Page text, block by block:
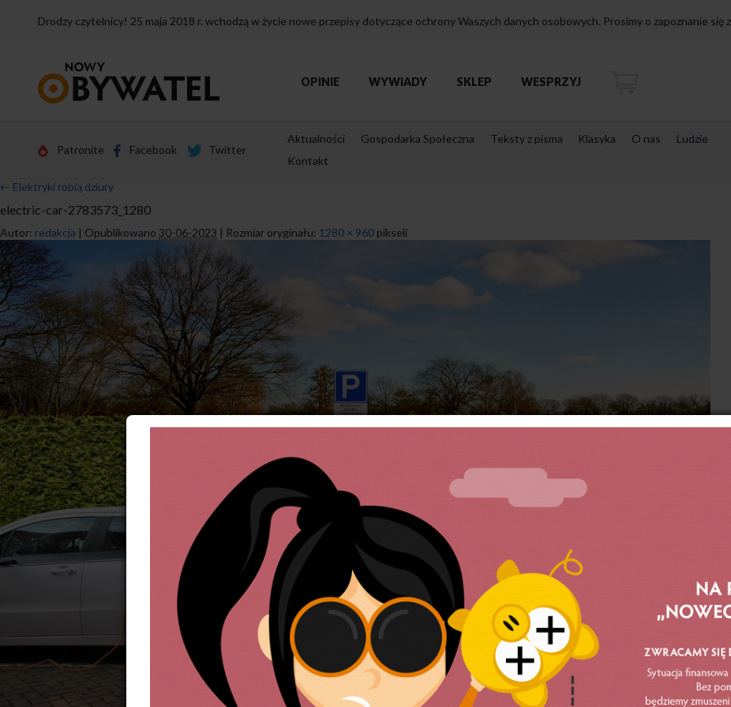
Drodzy czytelnicy! 25 maja 2018 r. wchodzą w życie nowe przepisy dotyczące ochrony Waszych danych osobowych. Prosimy o zapoznanie się
strony
OPINIE WYWIADY SKLEP WESPRZYJ
Patronite Facebook Twitter
Aktualności Gospodarka Społeczna Teksty z pisma Klasyka O nas
Ludzie
Kontakt
← Elektryki robią dziury
electric-car-2783573_1280
Autor: redakcja | Opublikowano 30-06-2023 | Rozmiar oryginału: 1280 × 960 pikseli